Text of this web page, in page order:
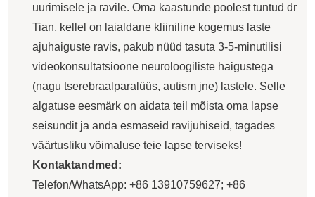
uurimisele ja ravile. Oma kaastunde poolest tuntud dr
Tian, ​​kellel on laialdane kliiniline kogemus laste
ajuhaiguste ravis, pakub nüüd tasuta 3-5-minutilisi
videokonsultatsioone neuroloogiliste haigustega
(nagu tserebraalparalüüs, autism jne) lastele. Selle
algatuse eesmärk on aidata teil mõista oma lapse
seisundit ja anda esmaseid ravijuhiseid, tagades
väärtusliku võimaluse teie lapse terviseks!
Kontaktandmed:
Telefon/WhatsApp: +86 13910759627; +86